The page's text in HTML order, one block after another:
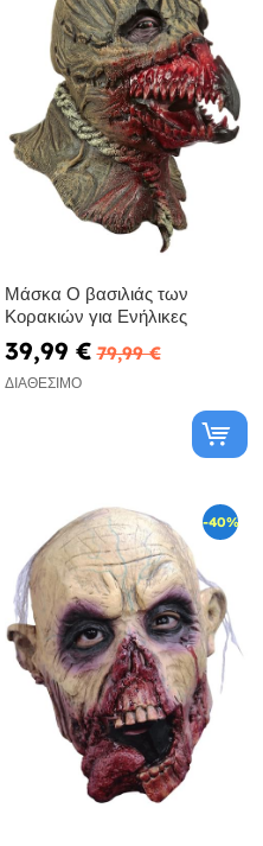
Μάσκα Ο βασιλιάς των
Κορακιών για Ενήλικες
39,99 € 79,99 €
ΔΙΑΘΈΣΙΜΟ
-40%